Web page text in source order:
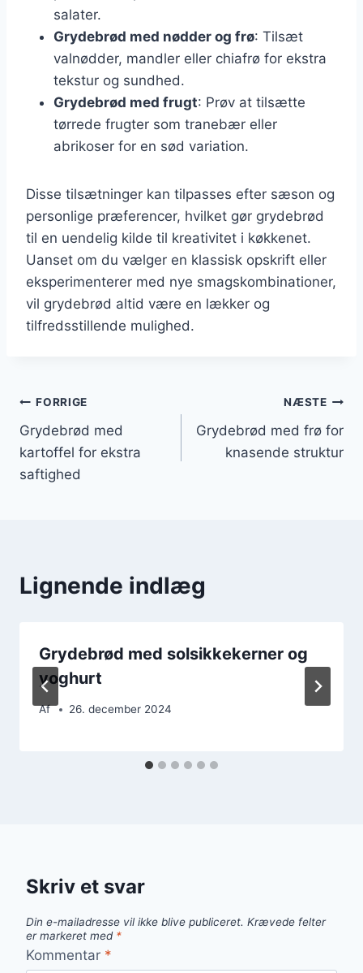
salater.
Grydebrød med nødder og frø: Tilsæt
valnødder, mandler eller chiafrø for ekstra
tekstur og sundhed.
Grydebrød med frugt: Prøv at tilsætte
tørrede frugter som tranebær eller
abrikoser for en sød variation.
Disse tilsætninger kan tilpasses efter sæson og
personlige præferencer, hvilket gør grydebrød
til en uendelig kilde til kreativitet i køkkenet.
Uanset om du vælger en klassisk opskrift eller
eksperimenterer med nye smagskombinationer,
vil grydebrød altid være en lækker og
tilfredsstillende mulighed.
Indlægsnavigation
FORRIGE
Grydebrød med
kartoffel for ekstra
saftighed
NÆSTE
Grydebrød med frø for
knasende struktur
Lignende indlæg
Grydebrød med solsikkekerner og
yoghurt
Af 26. december 2024
Skriv et svar
Din e-mailadresse vil ikke blive publiceret. Krævede felter
er markeret med *
Kommentar *